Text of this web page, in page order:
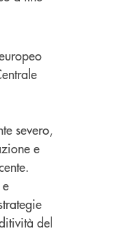
severo,
e
del